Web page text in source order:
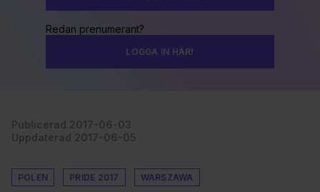
Redan prenumerant?
LOGGA IN HÄR!
Publicerad 2017-06-03
Uppdaterad 2017-06-05
POLEN PRIDE 2017 WARSZAWA